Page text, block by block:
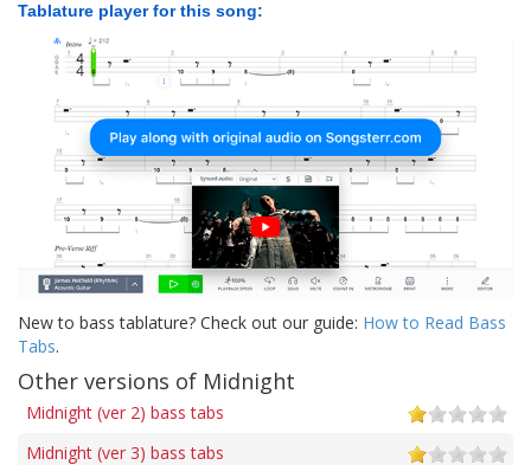
Tablature player for this song:
New to bass tablature? Check out our guide: How to Read Bass
Tabs.
Other versions of Midnight
Midnight (ver 2) bass tabs
Midnight (ver 3) bass tabs